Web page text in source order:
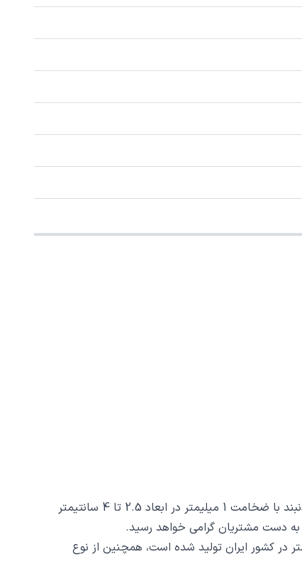
گردنبند گل رز کد 40526 از جنس استیل ضدزنگ و ضد حساسیت با رنگ ثابت توسط زیورآلات نگار طراحی و ساخته شده است. این گردنبند با ضخامت 1 میلیمتر در ابعاد 2.5 تا 4 سانتیمتر
کد 40526 ظرافت و دقت ساخت و برش آن است، این محصول با روش برش لیزری و دقت 2 دهم میلیمتر در کشور ایران تولید شده است، همچنین از نوع